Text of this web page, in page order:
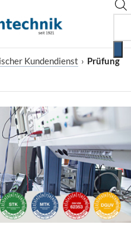
Kundendienst › Prüfung